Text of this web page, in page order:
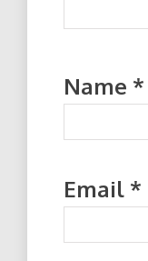
Name *
Email *